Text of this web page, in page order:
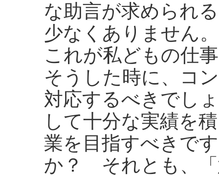
な助言が求められ
少なくありません
これが私どもの仕
そうした時に、コ
対応するべきでし
して十分な実績を
業を目指すべきで
か？ それとも、「